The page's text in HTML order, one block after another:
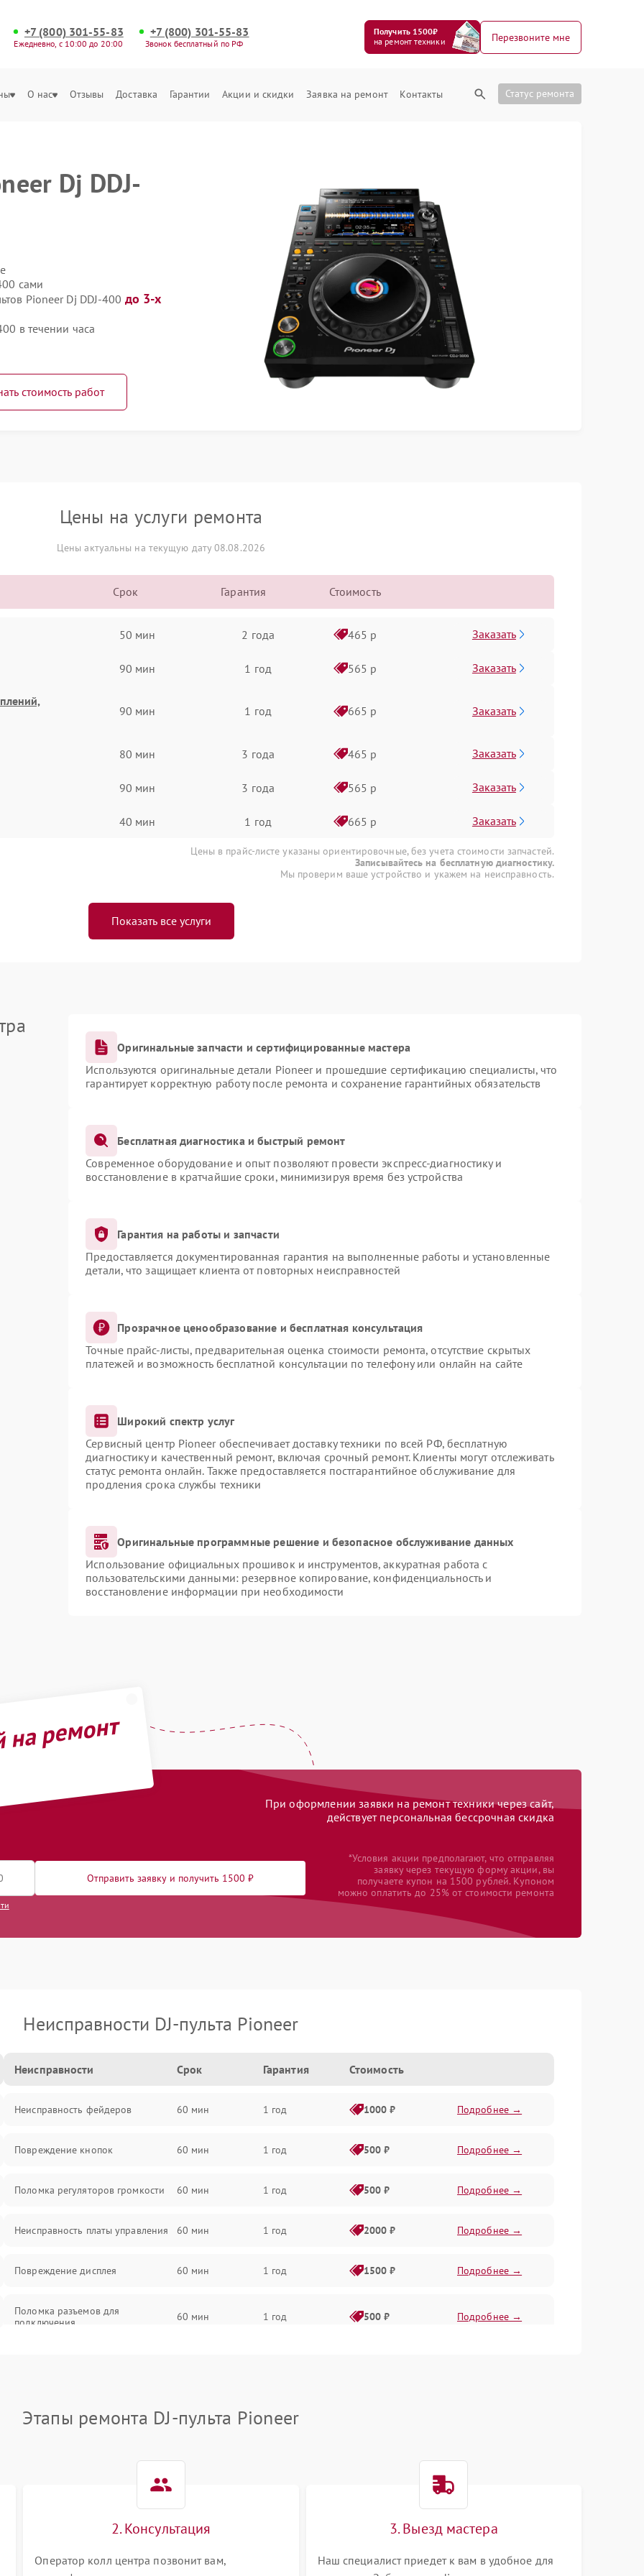
+7 (800) 301-55-83
Ежедневно, с 10:00 до 20:00
+7 (800) 301-55-83
Звонок бесплатный по РФ
Получить 1500₽
на ремонт техники
Перезвоните мне
О нас Отзывы Доставка Гарантии Акции и скидки Заявка на ремонт Контакты Статус ремонта
Dj DDJ-
сами
Pioneer Dj DDJ-400 до 3-х
в течении часа
стоимость работ
Цены на услуги ремонта
Цены актуальны на текущую дату 08.08.2026
Срок Гарантия Стоимость
50 мин 2 года 465 р Заказать
90 мин 1 год 565 р Заказать
90 мин 1 год 665 р Заказать
80 мин 3 года 465 р Заказать
90 мин 3 года 565 р Заказать
40 мин 1 год 665 р Заказать
Цены в прайс-листе указаны ориентировочные, без учета стоимости запчастей.
Записывайтесь на бесплатную диагностику.
Мы проверим ваше устройство и укажем на неисправность.
Показать все услуги
Оригинальные запчасти и сертифицированные мастера
Используются оригинальные детали Pioneer и прошедшие сертификацию специалисты, что
гарантирует корректную работу после ремонта и сохранение гарантийных обязательств
Бесплатная диагностика и быстрый ремонт
Современное оборудование и опыт позволяют провести экспресс-диагностику и
восстановление в кратчайшие сроки, минимизируя время без устройства
Гарантия на работы и запчасти
Предоставляется документированная гарантия на выполненные работы и установленные
детали, что защищает клиента от повторных неисправностей
Прозрачное ценообразование и бесплатная консультация
Точные прайс-листы, предварительная оценка стоимости ремонта, отсутствие скрытых
платежей и возможность бесплатной консультации по телефону или онлайн на сайте
Широкий спектр услуг
Сервисный центр Pioneer обеспечивает доставку техники по всей РФ, бесплатную
диагностику и качественный ремонт, включая срочный ремонт. Клиенты могут отслеживать
статус ремонта онлайн. Также предоставляется постгарантийное обслуживание для
продления срока службы техники
Оригинальные программные решение и безопасное обслуживание данных
Использование официальных прошивок и инструментов, аккуратная работа с
пользовательскими данными: резервное копирование, конфиденциальность и
восстановление информации при необходимости
ремонт
При оформлении заявки на ремонт техники через сайт,
действует персональная бессрочная скидка
Отправить заявку и получить 1500 ₽
*Условия акции предполагают, что отправляя
заявку через текущую форму акции, вы
получаете купон на 1500 рублей. Купоном
можно оплатить до 25% от стоимости ремонта
Неисправности DJ-пульта Pioneer
Неисправности Срок Гарантия Стоимость
Неисправность фейдеров 60 мин 1 год 1000 ₽ Подробнее →
Повреждение кнопок 60 мин 1 год 500 ₽ Подробнее →
Поломка регуляторов громкости 60 мин 1 год 500 ₽ Подробнее →
Неисправность платы управления 60 мин 1 год 2000 ₽ Подробнее →
Повреждение дисплея 60 мин 1 год 1500 ₽ Подробнее →
Поломка разъемов для
подключения
60 мин 1 год 500 ₽ Подробнее →
Поломка системы автоматического
короткого замыкания
Этапы ремонта DJ-пульта Pioneer
2. Консультация
Оператор колл центра позвонит вам,
3. Выезд мастера
Наш специалист приедет к вам в удобное для